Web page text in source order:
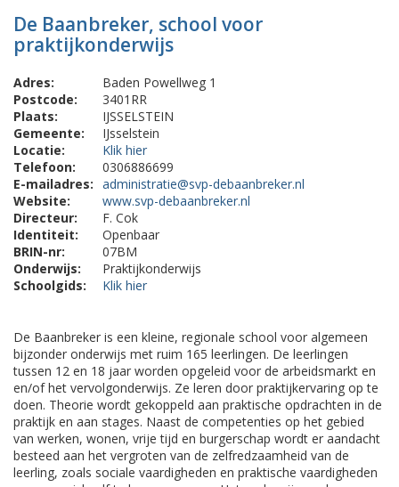
De Baanbreker, school voor
praktijkonderwijs
Adres:
Baden Powellweg 1
Postcode:
3401RR
Plaats:
IJSSELSTEIN
Gemeente:
IJsselstein
Locatie:
Klik hier
Telefoon:
0306886699
E-mailadres: administratie@svp-debaanbreker.nl
Website:
www.svp-debaanbreker.nl
Directeur:
F. Cok
Identiteit:
Openbaar
BRIN-nr:
07BM
Onderwijs:
Praktijkonderwijs
Schoolgids:
Klik hier
De Baanbreker is een kleine, regionale school voor algemeen
bijzonder onderwijs met ruim 165 leerlingen. De leerlingen
tussen 12 en 18 jaar worden opgeleid voor de arbeidsmarkt en
en/of het vervolgonderwijs. Ze leren door praktijkervaring op te
doen. Theorie wordt gekoppeld aan praktische opdrachten in de
praktijk en aan stages. Naast de competenties op het gebied
van werken, wonen, vrije tijd en burgerschap wordt er aandacht
besteed aan het vergroten van de zelfredzaamheid van de
leerling, zoals sociale vaardigheden en praktische vaardigheden